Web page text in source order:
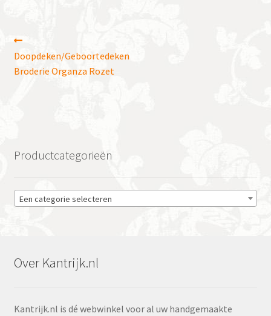
Bericht
navigatie
bericht:
Doopdeken/Geboortedeken
Broderie Organza Rozet
Productcategorieën
Een categorie selecteren
Over Kantrijk.nl
Kantrijk.nl is dé webwinkel voor al uw handgemaakte